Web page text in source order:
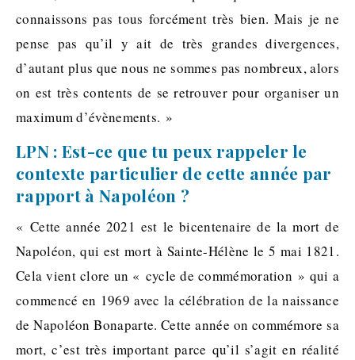
connaissons pas tous forcément très bien. Mais je ne
pense pas qu’il y ait de très grandes divergences,
d’autant plus que nous ne sommes pas nombreux, alors
on est très contents de se retrouver pour organiser un
maximum d’évènements. »
LPN : Est-ce que tu peux rappeler le
contexte particulier de cette année par
rapport à Napoléon ?
« Cette année 2021 est le bicentenaire de la mort de
Napoléon, qui est mort à Sainte-Hélène le 5 mai 1821.
Cela vient clore un « cycle de commémoration » qui a
commencé en 1969 avec la célébration de la naissance
de Napoléon Bonaparte. Cette année on commémore sa
mort, c’est très important parce qu’il s’agit en réalité